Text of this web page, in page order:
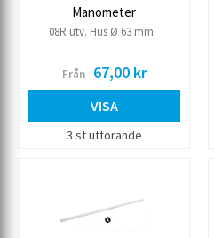
Manometer
08R utv. Hus Ø 63 mm.
Från 67,00 kr
VISA
3 st utförande